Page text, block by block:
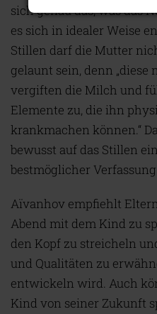
sich genau das, was das
es sich in idealer Weise
Stillen darf die Mutter
gelaunt sein, denn „diese
vergiften die Milch und
Elemente zu, die ihn
krankmachen können.“
bewusst auf das Stillen
bestmöglicher
Aïvanhov empfiehlt
Abend mit dem Kind zu
den Kopf zu streicheln
und Qualitäten zu
entwickeln wird. Auch
Kind von seiner Zukunft